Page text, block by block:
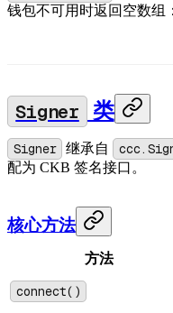
钱包不可用时返回空数组：
Signer 类
Signer 继承自
配为 CKB 签名接口。
核心方法
方法
connect()